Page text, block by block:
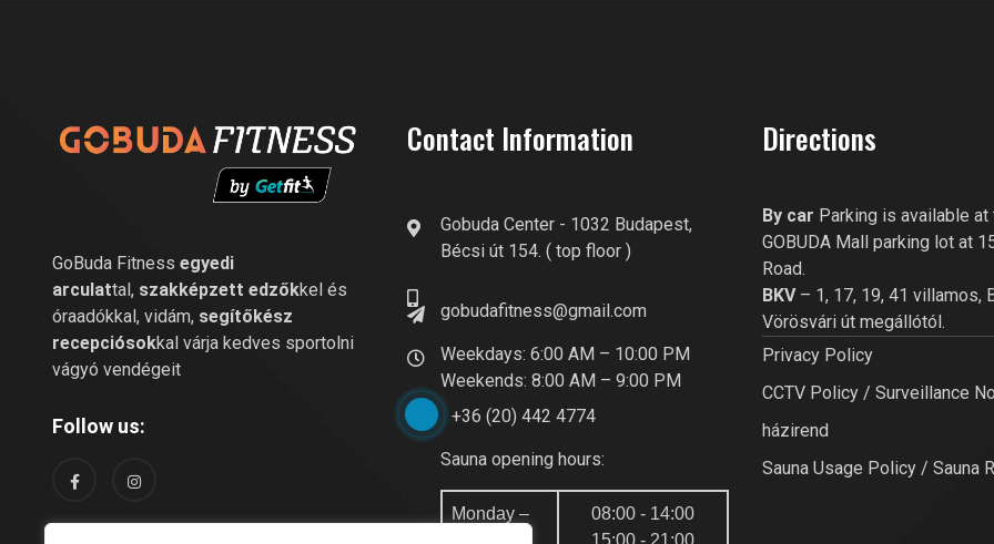
GoBuda Fitness egyedi
arculattal, szakképzett edzőkkel és
óraadókkal, vidám, segítőkész
recepciósokkal várja kedves sportolni
vágyó vendégeit
Follow us:
Contact Information
Gobuda Center - 1032 Budapest,
Bécsi út 154. ( top floor )
gobudafitness@gmail.com
Weekdays: 6:00 AM – 10:00 PM
Weekends: 8:00 AM – 9:00 PM
+36 (20) 442 4774
Sauna opening hours:
Monday –
08:00 - 14:00
15:00 - 21:00
Directions
By car Parking is available at
GOBUDA Mall parking lot at
Road.
BKV– 1, 17, 19, 41 villamos,
Vörösvári út megállótól.
Privacy Policy
CCTV Policy / Surveillance
házirend
Sauna Usage Policy / Sauna